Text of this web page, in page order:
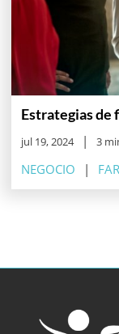
Estrategias de
jul 19, 2024 3
NEGOCIO